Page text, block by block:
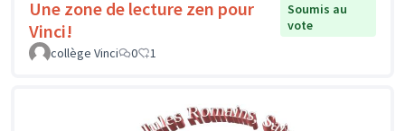
Une zone de lecture zen pour
Vinci!
Soumis au
vote
collège Vinci
0 1